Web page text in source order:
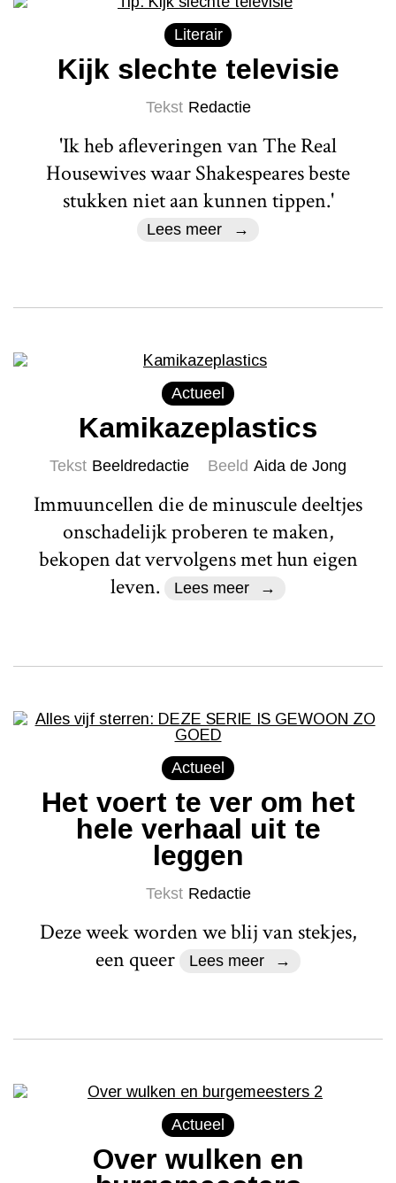
Literair
Kijk slechte televisie
Tekst Redactie
'Ik heb afleveringen van The Real
Housewives waar Shakespeares beste
stukken niet aan kunnen tippen.'
Lees meer
Actueel
Kamikazeplastics
Tekst Beeldredactie Beeld Aida de Jong
Immuuncellen die de minuscule deeltjes
onschadelijk proberen te maken,
bekopen dat vervolgens met hun eigen
leven.
Lees meer
Actueel
Het voert te ver om het
hele verhaal uit te
leggen
Tekst Redactie
Deze week worden we blij van stekjes,
een queer
Lees meer
Actueel
Over wulken en